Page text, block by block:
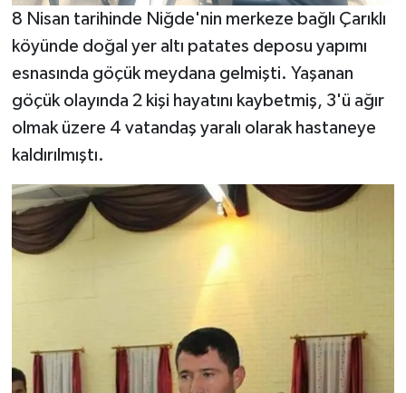
8 Nisan tarihinde Niğde'nin merkeze bağlı Çarıklı
köyünde doğal yer altı patates deposu yapımı
esnasında göçük meydana gelmişti. Yaşanan
göçük olayında 2 kişi hayatını kaybetmiş, 3'ü ağır
olmak üzere 4 vatandaş yaralı olarak hastaneye
kaldırılmıştı.